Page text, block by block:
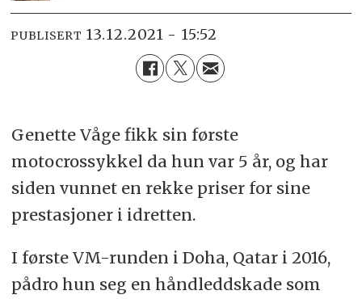
PUBLISERT 13.12.2021 - 15:52
Genette Våge fikk sin første
motocrossykkel da hun var 5 år, og har
siden vunnet en rekke priser for sine
prestasjoner i idretten.
I første VM-runden i Doha, Qatar i 2016,
pådro hun seg en håndleddskade som